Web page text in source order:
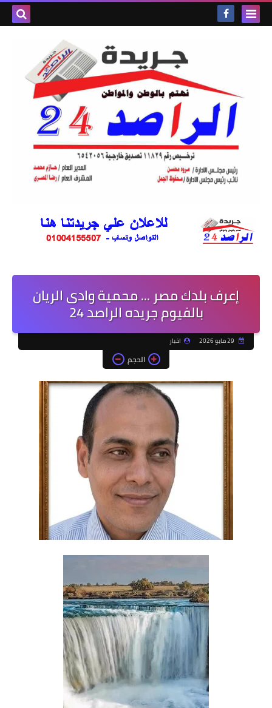
إعرف بلدك مصر ... محمية وادى الريان
بالفيوم جريده الراصد 24
اخبار
الحجم